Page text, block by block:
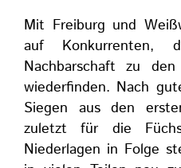
Mit Freiburg und
auf
Nachbarschaft zu
wiederfinden. Nach
Siegen aus den
zuletzt für die
Niederlagen in Folge